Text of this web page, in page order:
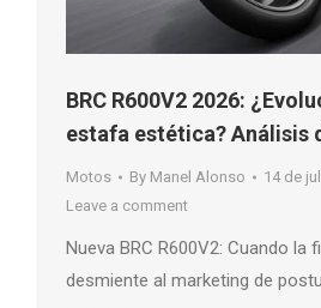
BRC R600V2 2026:
estafa estética? Análisis
Motos By Manel Alonso
14 de
Leave a comment
Nueva BRC R600V2: Cuando la
desmiente al marketing de